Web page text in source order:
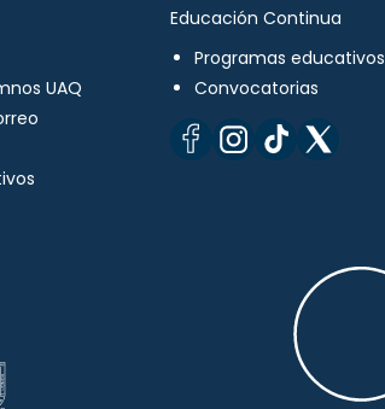
UAQ
Educación Continua
Programas educativos
Convocatorias